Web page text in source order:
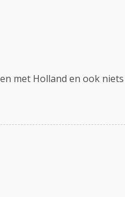
met Holland en ook